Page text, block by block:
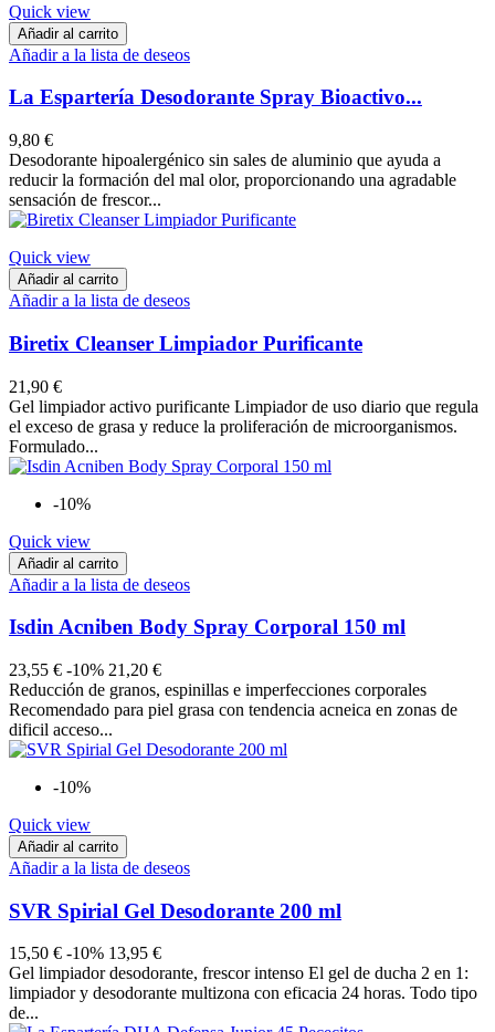
Quick view
Añadir al carrito
Añadir a la lista de deseos
La Espartería Desodorante Spray Bioactivo...
9,80 €
Desodorante hipoalergénico sin sales de aluminio que ayuda a
reducir la formación del mal olor, proporcionando una agradable
sensación de frescor...
Quick view
Añadir al carrito
Añadir a la lista de deseos
Biretix Cleanser Limpiador Purificante
21,90 €
Gel limpiador activo purificante Limpiador de uso diario que regula
el exceso de grasa y reduce la proliferación de microorganismos.
Formulado...
-10%
Quick view
Añadir al carrito
Añadir a la lista de deseos
Isdin Acniben Body Spray Corporal 150 ml
23,55 € -10% 21,20 €
Reducción de granos, espinillas e imperfecciones corporales
Recomendado para piel grasa con tendencia acneica en zonas de
dificil acceso...
-10%
Quick view
Añadir al carrito
Añadir a la lista de deseos
SVR Spirial Gel Desodorante 200 ml
15,50 € -10% 13,95 €
Gel limpiador desodorante, frescor intenso El gel de ducha 2 en 1:
limpiador y desodorante multizona con eficacia 24 horas. Todo tipo
de...